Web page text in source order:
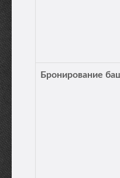
Бронирование